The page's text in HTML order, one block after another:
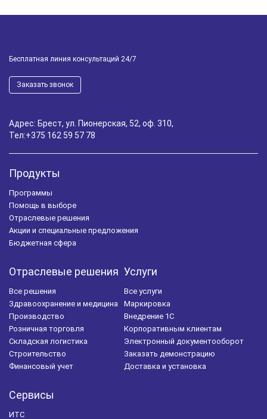
Бесплатная линия консультаций 24/7
Заказать звонок
Адрес: Брест, ул. Пионерская, 52, оф. 310,
Тел:+375 162 59 57 78
Продукты
Программы
Помощь в выборе
Отраслевые решения
Акции и специальные предложения
Бюджетная сфера
Отраслевые решения
Все решения
Здравоохранение и медицина
Производство
Розничная торговля
Складская логистика
Строительство
Финансовый учет
Услуги
Все услуги
Маркировка
Внедрение 1С
Корпоративным клиентам
Электронный документооборот
Заказать демонстрацию
Доставка и установка
Сервисы
ИТС